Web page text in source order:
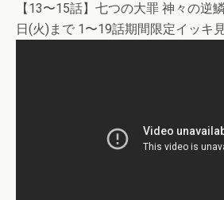
【13〜15話】七つの大罪 神々の逆
日(火)まで 1〜19話期間限定イッキ